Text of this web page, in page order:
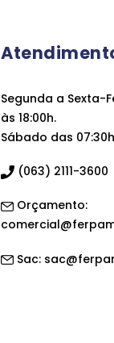
Segunda a Sexta-
às 18:00h.
Sábado das
(063) 2111-3600
Orçamento:
Sac: